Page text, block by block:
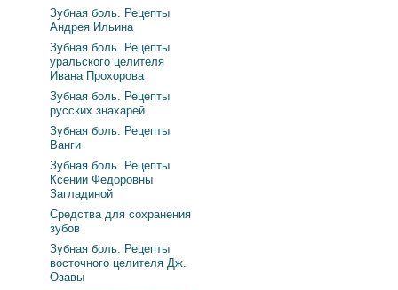
Зубная боль. Рецепты
Андрея Ильина
Зубная боль. Рецепты
уральского целителя
Ивана Прохорова
Зубная боль. Рецепты
русских знахарей
Зубная боль. Рецепты
Ванги
Зубная боль. Рецепты
Ксении Федоровны
Загладиной
Средства для сохранения
зубов
Зубная боль. Рецепты
восточного целителя Дж.
Озавы